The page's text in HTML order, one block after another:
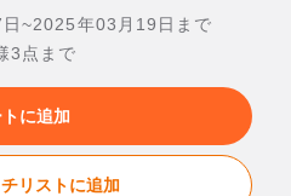
~2025年03月19日まで
3点まで
に追加
リストに追加